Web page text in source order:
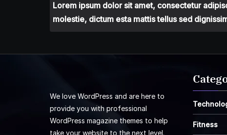
Lorem ipsum dolor sit amet, consectetur
molestie, dictum esta mattis tellus sed
We love WordPress and are here to
provide you with professional
WordPress magazine themes to help
take your website to the next level.
Fitness